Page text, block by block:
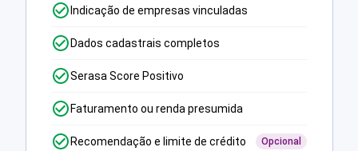
Indicação de empresas vinculadas
Dados cadastrais completos
Serasa Score Positivo
Faturamento ou renda presumida
Recomendação e limite de crédito Opcional